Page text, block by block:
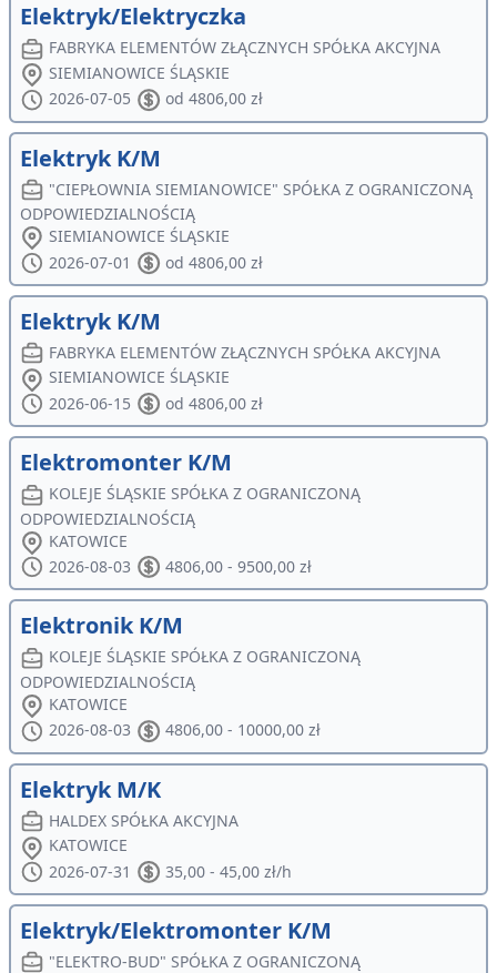
Elektryk/Elektryczka
FABRYKA ELEMENTÓW ZŁĄCZNYCH SPÓŁKA AKCYJNA
SIEMIANOWICE ŚLĄSKIE
2026-07-05
od 4806,00 zł
Elektryk K/M
"CIEPŁOWNIA SIEMIANOWICE" SPÓŁKA Z OGRANICZONĄ
ODPOWIEDZIALNOŚCIĄ
SIEMIANOWICE ŚLĄSKIE
2026-07-01
od 4806,00 zł
Elektryk K/M
FABRYKA ELEMENTÓW ZŁĄCZNYCH SPÓŁKA AKCYJNA
SIEMIANOWICE ŚLĄSKIE
2026-06-15
od 4806,00 zł
Elektromonter K/M
KOLEJE ŚLĄSKIE SPÓŁKA Z OGRANICZONĄ
ODPOWIEDZIALNOŚCIĄ
KATOWICE
2026-08-03
4806,00 - 9500,00 zł
Elektronik K/M
KOLEJE ŚLĄSKIE SPÓŁKA Z OGRANICZONĄ
ODPOWIEDZIALNOŚCIĄ
KATOWICE
2026-08-03
4806,00 - 10000,00 zł
Elektryk M/K
HALDEX SPÓŁKA AKCYJNA
KATOWICE
2026-07-31
35,00 - 45,00 zł/h
Elektryk/Elektromonter K/M
"ELEKTRO-BUD" SPÓŁKA Z OGRANICZONĄ